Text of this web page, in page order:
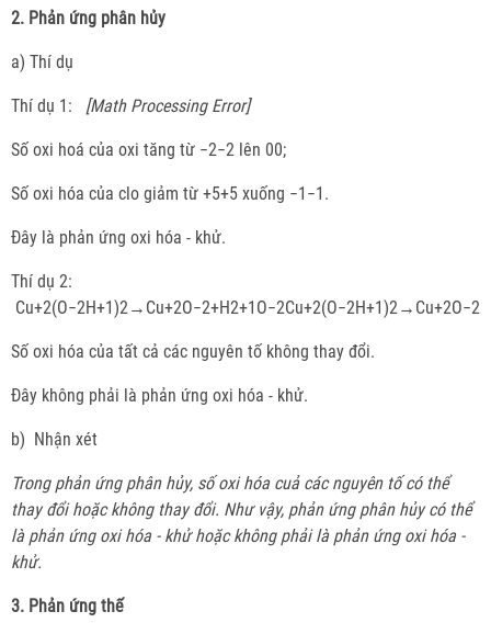
2. Phản ứng phân hủy
a) Thí dụ
Thí dụ 1: [Math Processing Error]
Số oxi hoá của oxi tăng từ −2−2 lên 00;
Số oxi hóa của clo giảm từ +5+5 xuống −1−1.
Đây là phản ứng oxi hóa - khử.
Thí dụ 2:
Số oxi hóa của tất cả các nguyên tố không thay đổi.
Đây không phải là phản ứng oxi hóa - khử.
b) Nhận xét
Trong phản ứng phân hủy, số oxi hóa cuả các nguyên tố có thể
thay đổi hoặc không thay đổi. Như vậy, phản ứng phân hủy có thể
là phản ứng oxi hóa - khử hoặc không phải là phản ứng oxi hóa -
khử.
3. Phản ứng thế